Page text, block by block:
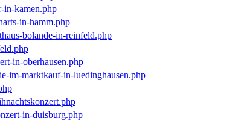
in-kamen.php
in-hamm.php
bolande-in-reinfeld.php
in-oberhausen.php
im-marktkauf-in-luedinghausen.php
in-duisburg.php